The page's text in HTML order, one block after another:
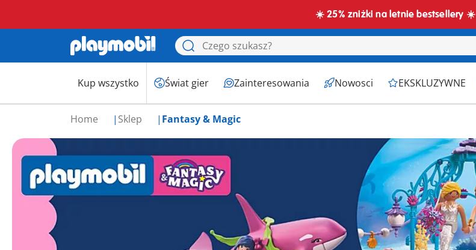
☀️ 25% zniżki na letnie bestsellery ☀️
Kup wszystko Świat gier Zainteresowania Nowosci EKSKLUZYWNE
Home Sklep Fantasy & Magic